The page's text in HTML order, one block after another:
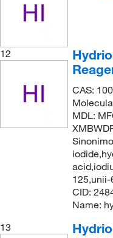
12
CAS:
MDL:
CID:
Name:
13